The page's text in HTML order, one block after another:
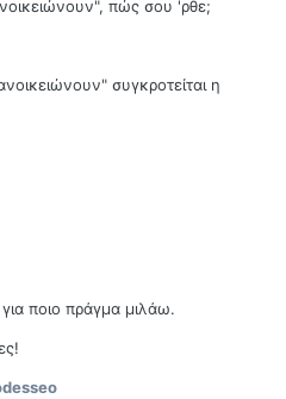
πώς σου 'ρθε;
συγκροτείται η
ποιο πράγμα μιλάω.